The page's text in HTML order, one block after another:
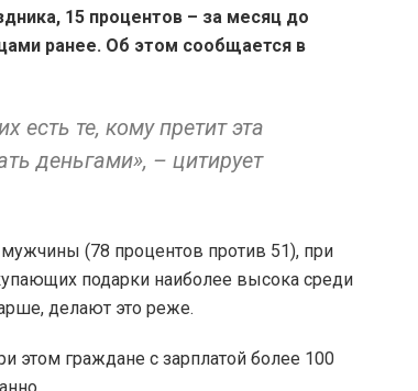
15 процентов – за месяц до
ранее. Об этом сообщается в
есть те, кому претит эта
деньгами», – цитирует
(78 процентов против 51), при
подарки наиболее высока среди
делают это реже.
этом граждане с зарплатой более 100